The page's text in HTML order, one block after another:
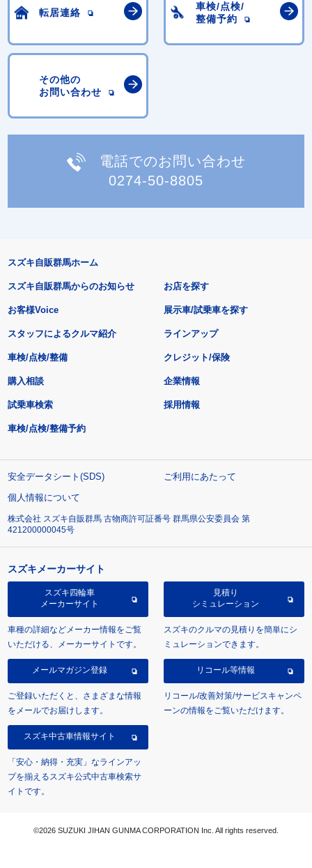
転居連絡
車検/点検/
整備予約
その他の
お問い合わせ
電話でのお問い合わせ
0274-50-8805
スズキ自販群馬ホーム
スズキ自販群馬からのお知らせ
お客様Voice
スタッフによるクルマ紹介
お店を探す
展示車/試乗車を探す
ラインアップ
車検/点検/整備 クレジット/保険
購入相談
試乗車検索
車検/点検/整備予約
企業情報
採用情報
安全データシート(SDS)
ご利用にあたって
個人情報について
株式会社 スズキ自販群馬 古物商許可証番号 群馬県公安委員会 第
421200000045号
スズキメーカーサイト
スズキ四輪車
メーカーサイト
車種の詳細などメーカー情報をご覧
いただける、メーカーサイトです。
見積り
シミュレーション
スズキのクルマの見積りを簡単にシ
ミュレーションできます。
メールマガジン登録
ご登録いただくと、さまざまな情報
をメールでお届けします。
リコール等情報
リコール/改善対策/サービスキャンペ
ーンの情報をご覧いただけます。
スズキ中古車情報サイト
「安心・納得・充実」なラインアッ
プを揃えるスズキ公式中古車検索サ
イトです。
©2026 SUZUKI JIHAN GUNMA CORPORATION Inc. All rights reserved.